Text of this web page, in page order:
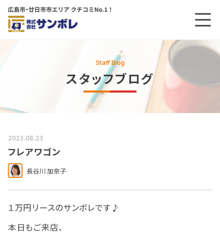
メニ
Staff Blog
スタッフブログ
2023.08.23
フレアワゴン
長谷川 加奈子
１万円リースのサンボレです♪
本日もご来店、